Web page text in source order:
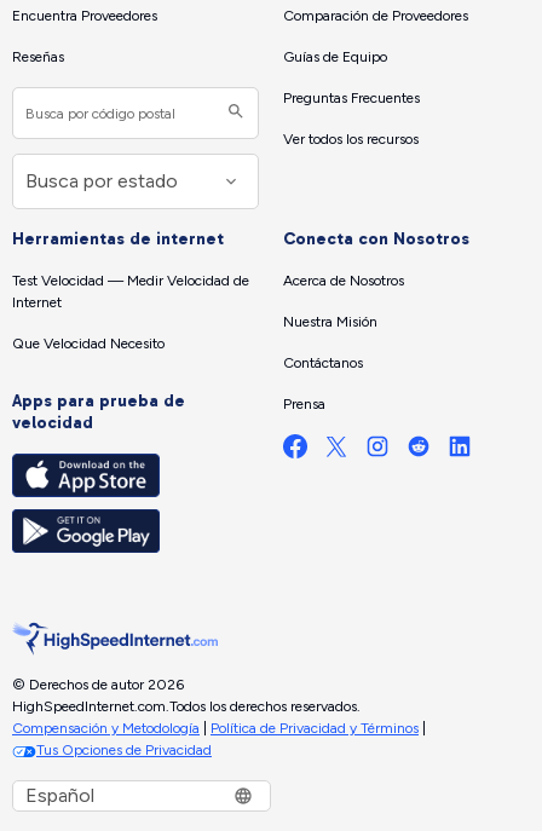
Encuentra Proveedores
Reseñas
Comparación de Proveedores
Guías de Equipo
Preguntas Frecuentes
Ver todos los recursos
Herramientas de internet
Test Velocidad — Medir Velocidad de
Internet
Que Velocidad Necesito
Apps para prueba de
velocidad
Conecta con Nosotros
Acerca de Nosotros
Nuestra Misión
Contáctanos
Prensa
© Derechos de autor 2026
HighSpeedInternet.com.Todos los derechos reservados.
Compensación y Metodología
Política de Privacidad y Términos
Tus Opciones de Privacidad